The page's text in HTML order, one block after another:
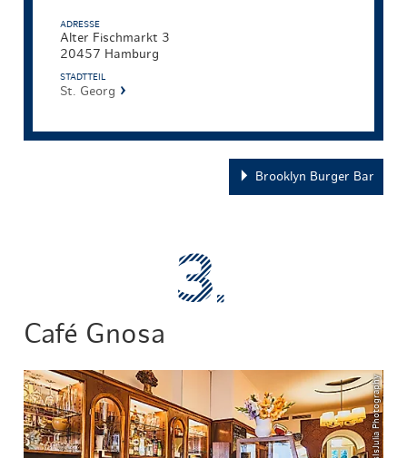
ADRESSE
Alter Fischmarkt 3
20457 Hamburg
STADTTEIL
St. Georg
Brooklyn Burger Bar
Café Gnosa
© ThisIsJulia Photography